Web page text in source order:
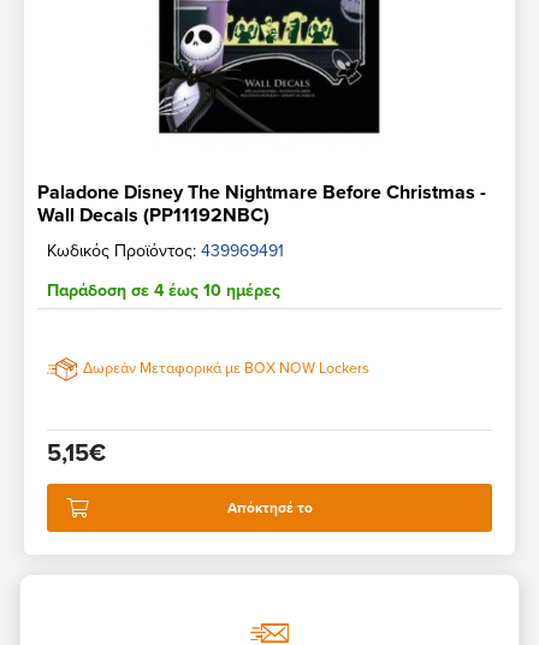
Paladone Disney The Nightmare Before Christmas -
Wall Decals (PP11192NBC)
Κωδικός Προϊόντος: 439969491
Παράδοση σε 4 έως 10 ημέρες
Δωρεάν Μεταφορικά με BOX NOW Lockers
5,15€
Απόκτησέ το